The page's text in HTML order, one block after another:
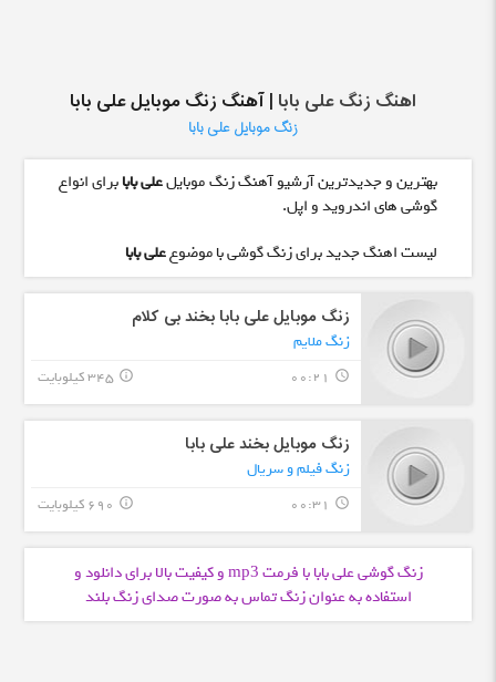
اهنگ زنگ علی بابا | آهنگ زنگ موبایل علی بابا
زنگ موبایل علی بابا
بهترین و جدیدترین آرشیو آهنگ زنگ موبایلعلی بابابرای انواع
گوشی های اندروید و اپل.
لیست اهنگ جدید برای زنگ گوشی با موضوععلی بابا
زنگ موبایل علی بابا بخند بی کلام
زنگ ملایم
query_builder
00:21 345 کیلوبایت info_outline
زنگ موبایل بخند علی بابا
زنگ فیلم و سریال
query_builder
00:31 690 کیلوبایت info_outline
زنگ گوشی علی بابا با فرمت mp3 و کیفیت بالا برای دانلود و
استفاده به عنوان زنگ تماس به صورت صدای زنگ بلند